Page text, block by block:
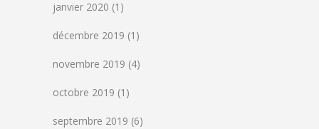
janvier 2020 (1)
décembre 2019 (1)
novembre 2019 (4)
octobre 2019 (1)
septembre 2019 (6)